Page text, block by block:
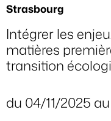
Strasbourg
Intégrer les
matières
transition
du 04/11/2025